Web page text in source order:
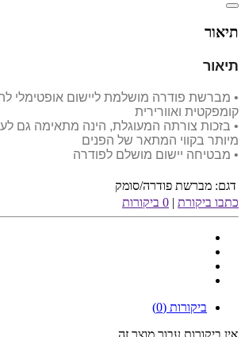
תיאור
תיאור
• מברשת פודרה מושלמת ליישום אופטימלי
קומפקטית ואוורירית
• בזכות צורתה המעוגלת, הינה מתאימה גם
מיותר בקווי המתאר של הפנים
• מבטיחה יישום מושלם לפודרה
דגם: מברשת פודרה/סומק
כתבו ביקורת | 0 ביקורות
ביקורות (0)